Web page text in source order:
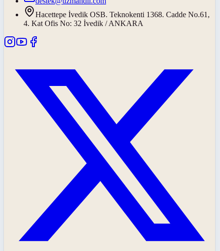
Hacettepe İvedik OSB. Teknokenti 1368. Cadde No.61,
4. Kat Ofis No: 32 İvedik / ANKARA